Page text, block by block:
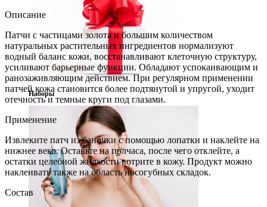
Наборы
Описание
Патчи с частицами золота и большим количеством
натуральных растительных ингредиентов нормализуют
водный баланс кожи, восстанавливают клеточную структуру,
усиливают барьерные функции. Обладают успокаивающим и
ранозаживляющим действием. При регулярном применении
патчей кожа становится более подтянутой и упругой, уходит
отечность и темные круги под глазами.
Применение
Извлеките патч из баночки с помощью лопатки и наклейте на
нижнее веко. Оставьте на полчаса, после чего отклейте, а
остатки целебной жидкости вотрите в кожу. Продукт можно
наклеивать также на область носогубных складок.
Состав